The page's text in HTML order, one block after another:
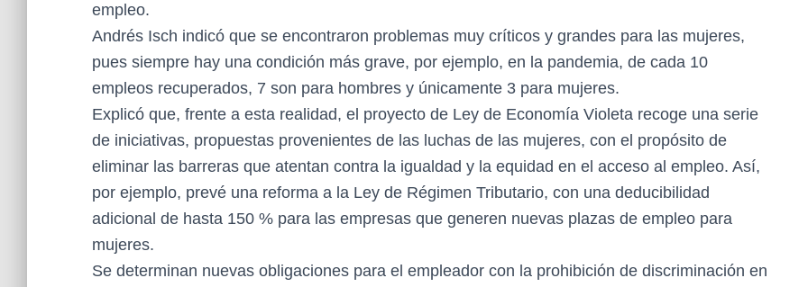
empleo.
Andrés Isch indicó que se encontraron problemas muy críticos y grandes para las mujeres,
pues siempre hay una condición más grave, por ejemplo, en la pandemia, de cada 10
empleos recuperados, 7 son para hombres y únicamente 3 para mujeres.
Explicó que, frente a esta realidad, el proyecto de Ley de Economía Violeta recoge una serie
de iniciativas, propuestas provenientes de las luchas de las mujeres, con el propósito de
eliminar las barreras que atentan contra la igualdad y la equidad en el acceso al empleo. Así,
por ejemplo, prevé una reforma a la Ley de Régimen Tributario, con una deducibilidad
adicional de hasta 150 % para las empresas que generen nuevas plazas de empleo para
mujeres.
Se determinan nuevas obligaciones para el empleador con la prohibición de discriminación en